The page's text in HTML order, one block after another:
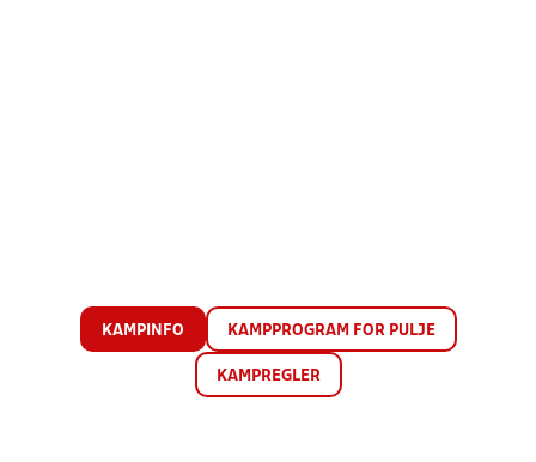
KAMPINFO KAMPPROGRAM FOR PULJE
KAMPREGLER